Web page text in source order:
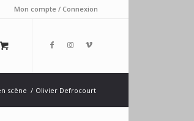
Mon compte / Connexion
scène / Olivier Defrocourt